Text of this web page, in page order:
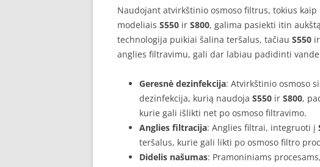
Naudojant atvirkštinio osmoso filtrus, tokius kaip
modeliais S550 ir S800, galima pasiekti itin
technologija puikiai šalina teršalus, tačiau S550 ir
anglies filtravimu, gali dar labiau padidinti
Geresnė dezinfekcija: Atvirkštinio osmoso
dezinfekcija, kurią naudoja S550 ir S800,
kurie gali išlikti net po osmoso filtravimo.
Anglies filtracija: Anglies filtrai, integruoti į
teršalus, kurie gali likti po osmoso filtro
Didelis našumas: Pramoniniams